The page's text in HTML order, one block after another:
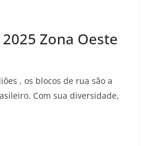
Zona Oeste
, os blocos de rua são a
Com sua diversidade,